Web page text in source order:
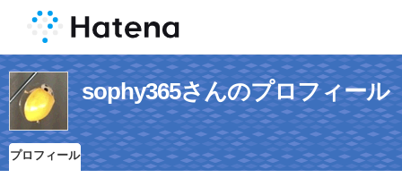
sophy365さんのプロフィール
プロフィール